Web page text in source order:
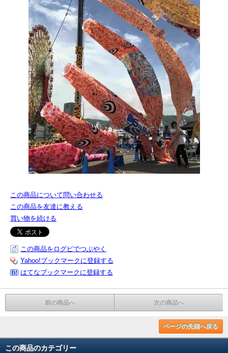
この商品について問い合わせる
この商品を友達に教える
買い物を続ける
この商品をログピでつぶやく
Yahoo!ブックマークに登録する
はてなブックマークに登録する
前の商品へ 次の商品へ
ページの先頭へ戻る
この商品のカテゴリー